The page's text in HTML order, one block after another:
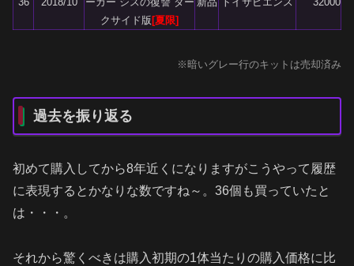
クサイド版 [夏限]
※暗いグレー行のキットは売却済み
過去を振り返る
初めて購入してから8年近くになりますがこうやって履歴
に表現するとかなりな数ですね～。36個も買っていたと
は・・・。
それから驚くべきは購入初期の1体当たりの購入価格に比